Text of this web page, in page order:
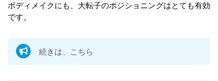
ボディメイクにも、大転子のポジショニングはとても有効
です。
続きは、こちら